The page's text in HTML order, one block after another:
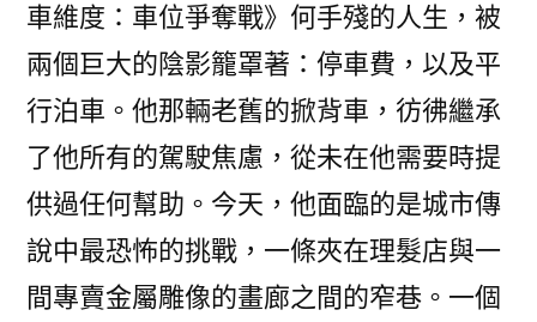
車維度：車位爭奪戰》何手殘的人生，被
兩個巨大的陰影籠罩著：停車費，以及平
行泊車。他那輛老舊的掀背車，彷彿繼承
了他所有的駕駛焦慮，從未在他需要時提
供過任何幫助。今天，他面臨的是城市傳
說中最恐怖的挑戰，一條夾在理髮店與一
間專賣金屬雕像的畫廊之間的窄巷。一個